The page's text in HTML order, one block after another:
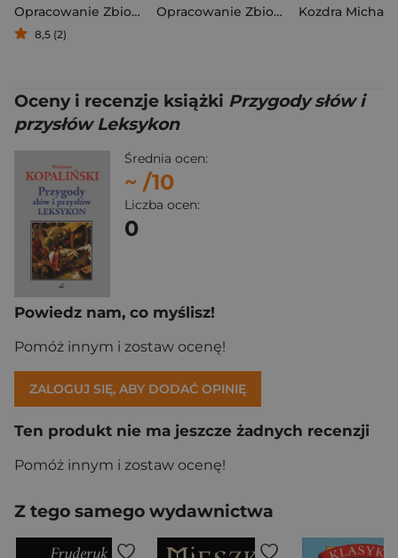
Opracowanie Zbiorowe
8,5 (2)
Opracowanie Zbiorowe Kozdra Michał
Oceny i recenzje książki Przygody słów i
przysłów Leksykon
Średnia ocen:
~ /10
Liczba ocen:
0
Powiedz nam, co myślisz!
Pomóż innym i zostaw ocenę!
ZALOGUJ SIĘ, ABY DODAĆ OPINIĘ
Ten produkt nie ma jeszcze żadnych recenzji
Pomóż innym i zostaw ocenę!
Z tego samego wydawnictwa